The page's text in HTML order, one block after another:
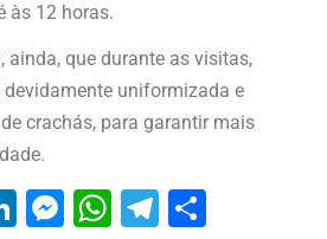
às 12 horas.
ainda, que durante as visitas,
uniformizada e
crachás, para garantir mais
LinkedIn
Messenger
WhatsApp
Telegram